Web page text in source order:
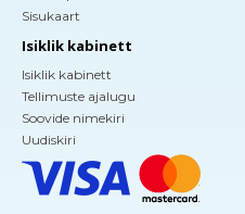
Sisukaart
Isiklik kabinett
Isiklik kabinett
Tellimuste ajalugu
Soovide nimekiri
Uudiskiri